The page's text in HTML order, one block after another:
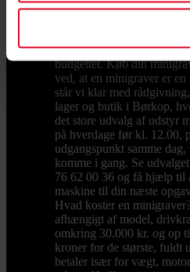
der reelt er inkluderet: en
hurtigskift fra start er ofte
løst bagefter. Er du i tvivl,
gerne en pakke, der
budgettet. Køb din
ved, at en minigraver er
står vi klar med
lager og butik i Børkop,
det store udvalg af udstyr
på hverdage før kl. 12.00,
udgangspunkt samme
komme i gang. Se
76 62 00 36 og få hjælp til
maskine til din næste
Hvad koster en
afhængigt af model,
omkring 30.000 kr. og op
kroner for de største, fuldt
betaler især for vægt,